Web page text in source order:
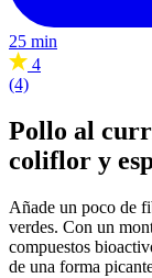
25 min
4
(4)
Pollo al
coliflor y
Añade un poco de
verdes. Con un
compuestos
de una forma